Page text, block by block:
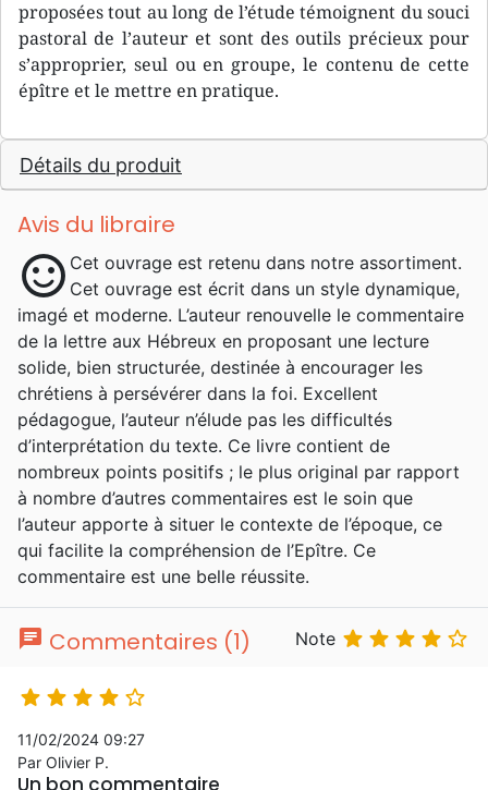
proposées tout au long de l’étude témoignent du souci
pastoral de l’auteur et sont des outils précieux pour
s’approprier, seul ou en groupe, le contenu de cette
épître et le mettre en pratique.
Détails du produit
Avis du libraire
sentiment_satisfied Cet ouvrage est retenu dans notre assortiment.
Cet ouvrage est écrit dans un style dynamique,
imagé et moderne. L’auteur renouvelle le commentaire
de la lettre aux Hébreux en proposant une lecture
solide, bien structurée, destinée à encourager les
chrétiens à persévérer dans la foi. Excellent
pédagogue, l’auteur n’élude pas les difficultés
d’interprétation du texte. Ce livre contient de
nombreux points positifs ; le plus original par rapport
à nombre d’autres commentaires est le soin que
l’auteur apporte à situer le contexte de l’époque, ce
qui facilite la compréhension de l’Epître. Ce
commentaire est une belle réussite.
chat Commentaires (1) Note     
    
11/02/2024 09:27
Par Olivier P.
Un bon commentaire